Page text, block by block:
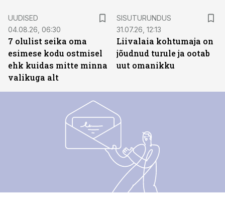
UUDISED
04.08.26, 06:30
7 olulist seika oma
esimese kodu ostmisel
ehk kuidas mitte minna
valikuga alt
SISUTURUNDUS
31.07.26, 12:13
Liivalaia kohtumaja on
jõudnud turule ja ootab
uut omanikku